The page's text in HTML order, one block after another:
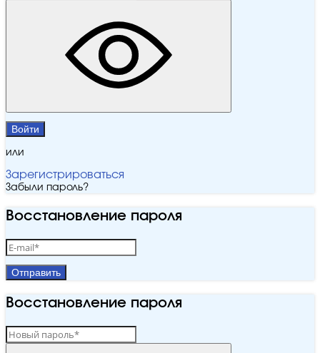
Войти
или
Зарегистрироваться
Забыли пароль?
Восстановление пароля
Отправить
Восстановление пароля